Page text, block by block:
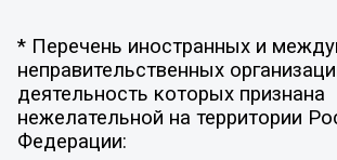
* Перечень иностранных и
неправительственных
деятельность которых признана
нежелательной на территории
Федерации: